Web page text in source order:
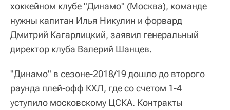
хоккейном клубе "Динамо" (Москва), команде
нужны капитан Илья Никулин и форвард
Дмитрий Кагарлицкий, заявил генеральный
директор клуба Валерий Шанцев.
"Динамо" в сезоне-2018/19 дошло до второго
раунда плей-офф КХЛ, где со счетом 1-4
уступило московскому ЦСКА. Контракты